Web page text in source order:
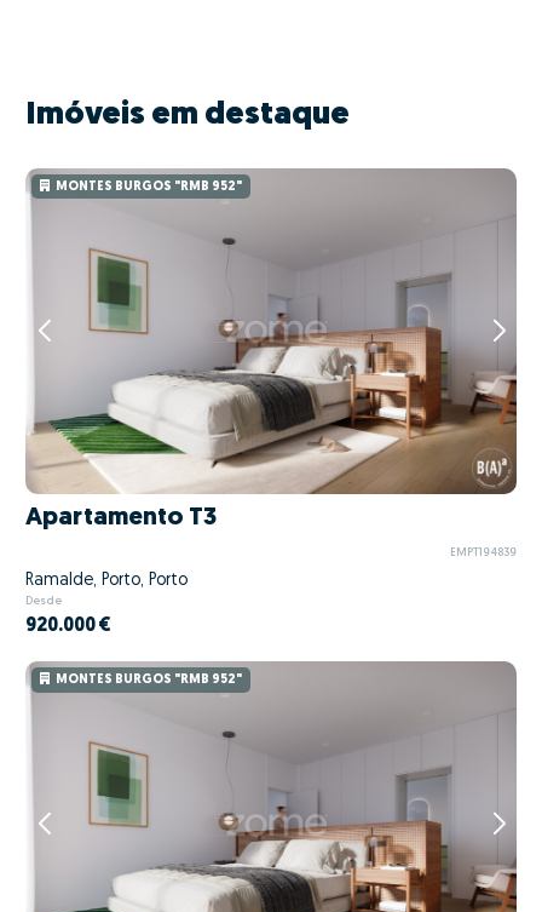
Imóveis em destaque
MONTES BURGOS "RMB 952"
Apartamento T3
EMPT194839
Ramalde, Porto, Porto
Desde
920.000 €
MONTES BURGOS "RMB 952"